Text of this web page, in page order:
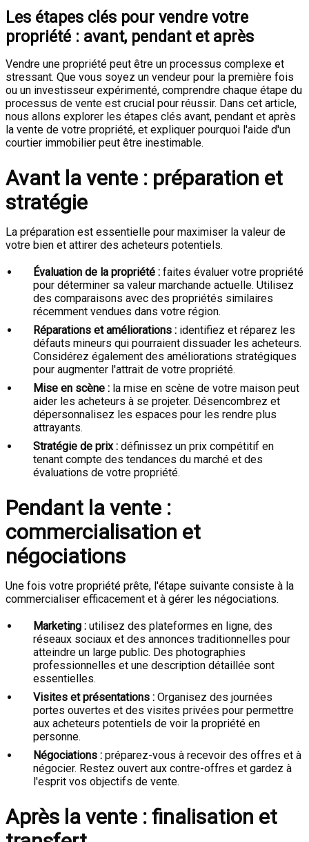
Les étapes clés pour vendre votre
propriété : avant, pendant et après
Vendre une propriété peut être un processus complexe et
stressant. Que vous soyez un vendeur pour la première fois
ou un investisseur expérimenté, comprendre chaque étape du
processus de vente est crucial pour réussir. Dans cet article,
nous allons explorer les étapes clés avant, pendant et après
la vente de votre propriété, et expliquer pourquoi l'aide d'un
courtier immobilier peut être inestimable.
Avant la vente : préparation et
stratégie
La préparation est essentielle pour maximiser la valeur de
votre bien et attirer des acheteurs potentiels.
Évaluation de la propriété : faites évaluer votre propriété
pour déterminer sa valeur marchande actuelle. Utilisez
des comparaisons avec des propriétés similaires
récemment vendues dans votre région.
Réparations et améliorations : identifiez et réparez les
défauts mineurs qui pourraient dissuader les acheteurs.
Considérez également des améliorations stratégiques
pour augmenter l'attrait de votre propriété.
Mise en scène : la mise en scène de votre maison peut
aider les acheteurs à se projeter. Désencombrez et
dépersonnalisez les espaces pour les rendre plus
attrayants.
Stratégie de prix : définissez un prix compétitif en
tenant compte des tendances du marché et des
évaluations de votre propriété.
Pendant la vente :
commercialisation et
négociations
Une fois votre propriété prête, l'étape suivante consiste à la
commercialiser efficacement et à gérer les négociations.
Marketing : utilisez des plateformes en ligne, des
réseaux sociaux et des annonces traditionnelles pour
atteindre un large public. Des photographies
professionnelles et une description détaillée sont
essentielles.
Visites et présentations : Organisez des journées
portes ouvertes et des visites privées pour permettre
aux acheteurs potentiels de voir la propriété en
personne.
Négociations : préparez-vous à recevoir des offres et à
négocier. Restez ouvert aux contre-offres et gardez à
l'esprit vos objectifs de vente.
Après la vente : finalisation et